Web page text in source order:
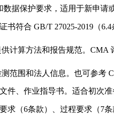
据保护要求，适用于新申请
符合 GB/T 27025-2019（
计算方法和报告规范。
范围和法人信息。也可参考
件、作业指导书。适合初次
求（6条款）、过程要求（7